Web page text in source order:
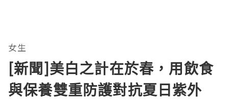
女生
[新聞]美白之計在於春，用飲食
與保養雙重防護對抗夏日紫外